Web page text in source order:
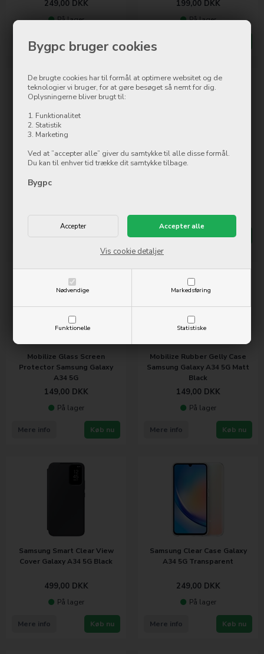
Bygpc bruger cookies
De brugte cookies har til formål at optimere websitet og de
teknologier vi bruger, for at gøre besøget så nemt for dig.
Oplysningerne bliver brugt til:
1. Funktionalitet
2. Statistik
3. Marketing
Ved at ”accepter alle” giver du samtykke til alle disse formål.
Du kan til enhver tid trække dit samtykke tilbage.
Bygpc
Nødvendige Markedsføring
Funktionelle Statistiske
Vis cookie detaljer
249,00 DKK
På lager
Mere info
199,00 DKK
På lager
Samsung EP-TA800 25W USB-
På lager
Køb nu
Mere info
Mobilize Classic Gelly Wallet
På lager
Køb nu
Mere info
Mobilize Glass Screen
Protector Samsung Galaxy
A34 5G
149,00 DKK
På lager
Køb nu
Mere info
Mobilize Rubber Gelly Case
Samsung Galaxy A34 5G Matt
Black
149,00 DKK
På lager
Køb nu
Mere info
Samsung Smart Clear View
Cover Galaxy A34 5G Black
499,00 DKK
På lager
Køb nu
Mere info
Samsung Clear Case Galaxy
A34 5G Transparent
249,00 DKK
På lager
Køb nu
Mere info